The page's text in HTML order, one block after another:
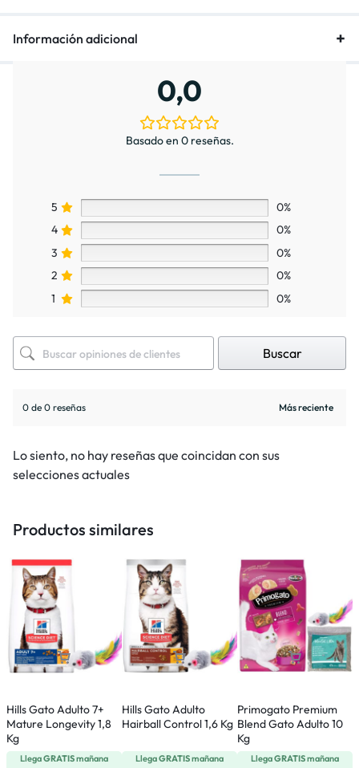
Información adicional
0,0
Basado en 0 reseñas.
5
0%
4
0%
3
0%
2
0%
1
0%
Buscar
0 de 0 reseñas
Lo siento, no hay reseñas que coincidan con sus
selecciones actuales
Productos similares
Hills Gato Adulto 7+
Mature Longevity 1,8
Kg
LlegaGRATISmañana
Hills Gato Adulto
Hairball Control 1,6 Kg
LlegaGRATISmañana
Primogato Premium
Blend Gato Adulto 10
Kg
LlegaGRATISmañana